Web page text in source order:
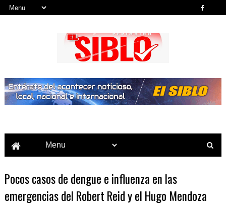
Pocos casos de dengue e influenza en las
emergencias del Robert Reid y el Hugo Mendoza